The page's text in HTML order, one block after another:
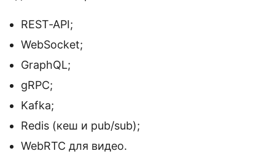
REST‑API;
WebSocket;
GraphQL;
gRPC;
Kafka;
Redis (кеш и pub/sub);
WebRTC для видео.